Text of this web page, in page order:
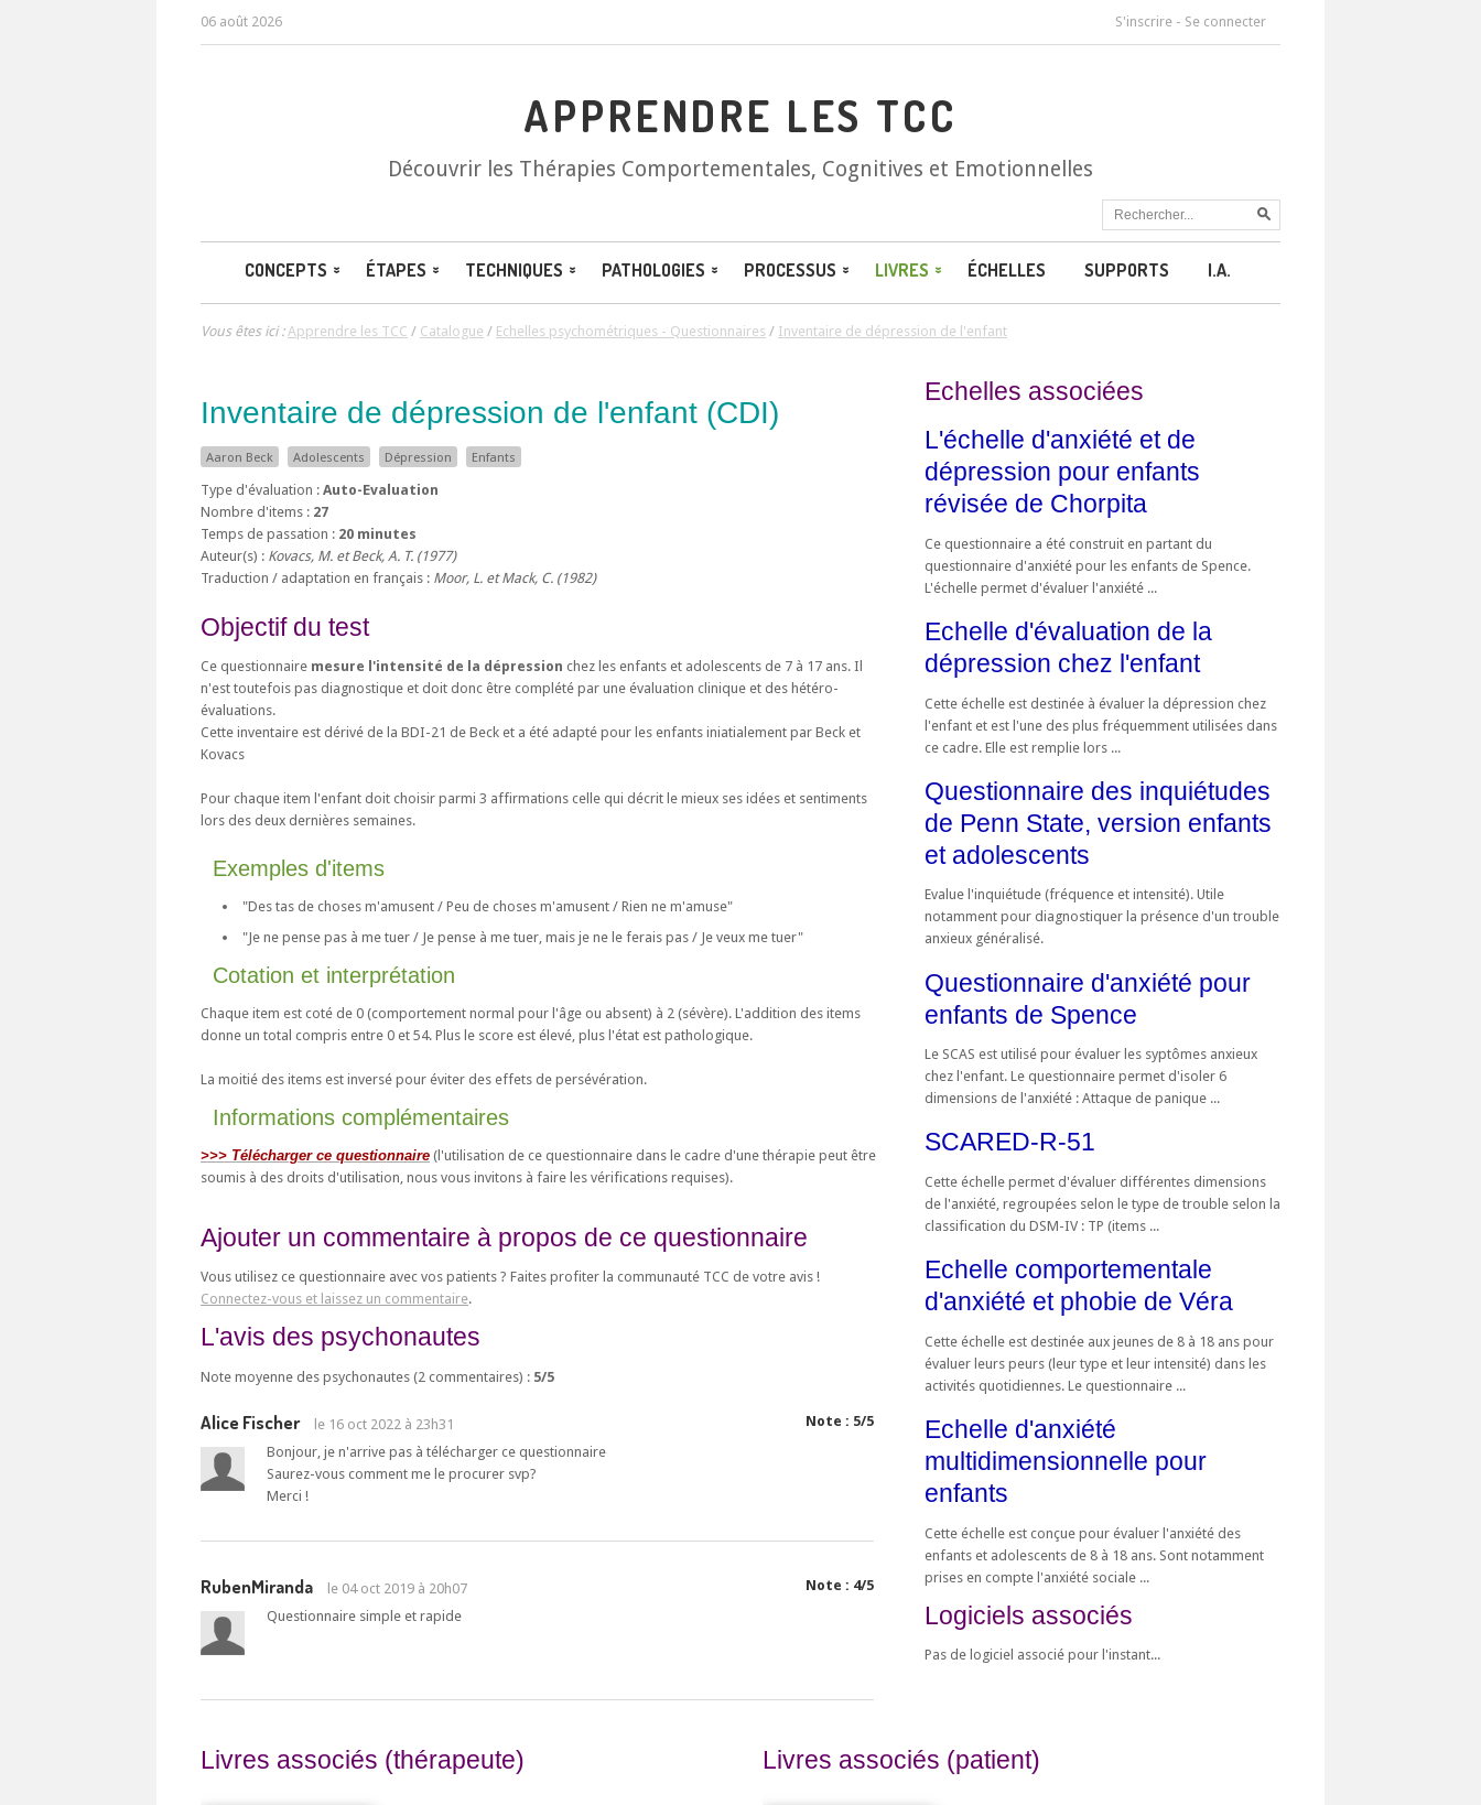
06 août 2026 S'inscrire - Se connecter
APPRENDRE LES TCC
Découvrir les Thérapies Comportementales, Cognitives et Emotionnelles
CONCEPTS ÉTAPES TECHNIQUES PATHOLOGIES PROCESSUS LIVRES ÉCHELLES SUPPORTS I.A.
Vous êtes ici :Apprendre les TCC / Catalogue / Echelles psychométriques - Questionnaires / Inventaire de dépression de l'enfant
Inventaire de dépression de l'enfant (CDI)
Aaron Beck Adolescents Dépression Enfants
Type d'évaluation : Auto-Evaluation
Nombre d'items : 27
Temps de passation : 20 minutes
Auteur(s) : Kovacs, M. et Beck, A. T. (1977)
Traduction / adaptation en français : Moor, L. et Mack, C. (1982)
Objectif du test
Ce questionnaire mesure l'intensité de la dépression chez les enfants et adolescents de 7 à 17 ans. Il
n'est toutefois pas diagnostique et doit donc être complété par une évaluation clinique et des hétéro-
évaluations.
Cette inventaire est dérivé de la BDI-21 de Beck et a été adapté pour les enfants iniatialement par Beck et
Kovacs
Pour chaque item l'enfant doit choisir parmi 3 affirmations celle qui décrit le mieux ses idées et sentiments
lors des deux dernières semaines.
Exemples d'items
"Des tas de choses m'amusent / Peu de choses m'amusent / Rien ne m'amuse"
"Je ne pense pas à me tuer / Je pense à me tuer, mais je ne le ferais pas / Je veux me tuer"
Cotation et interprétation
Chaque item est coté de 0 (comportement normal pour l'âge ou absent) à 2 (sévère). L'addition des items
donne un total compris entre 0 et 54. Plus le score est élevé, plus l'état est pathologique.
La moitié des items est inversé pour éviter des effets de persévération.
Informations complémentaires
>>> Télécharger ce questionnaire (l'utilisation de ce questionnaire dans le cadre d'une thérapie peut être
soumis à des droits d'utilisation, nous vous invitons à faire les vérifications requises).
Ajouter un commentaire à propos de ce questionnaire
Vous utilisez ce questionnaire avec vos patients ? Faites profiter la communauté TCC de votre avis !
Connectez-vous et laissez un commentaire.
L'avis des psychonautes
Note moyenne des psychonautes (2 commentaires) : 5/5
Note : 5/5
Alice Fischer le 16 oct 2022 à 23h31
Bonjour, je n'arrive pas à télécharger ce questionnaire
Saurez-vous comment me le procurer svp?
Merci !
Note : 4/5
RubenMiranda le 04 oct 2019 à 20h07
Questionnaire simple et rapide
Echelles associées
L'échelle d'anxiété et de
dépression pour enfants
révisée de Chorpita
Ce questionnaire a été construit en partant du
questionnaire d'anxiété pour les enfants de Spence.
L'échelle permet d'évaluer l'anxiété ...
Echelle d'évaluation de la
dépression chez l'enfant
Cette échelle est destinée à évaluer la dépression chez
l'enfant et est l'une des plus fréquemment utilisées dans
ce cadre. Elle est remplie lors ...
Questionnaire des inquiétudes
de Penn State, version enfants
et adolescents
Evalue l'inquiétude (fréquence et intensité). Utile
notamment pour diagnostiquer la présence d'un trouble
anxieux généralisé.
Questionnaire d'anxiété pour
enfants de Spence
Le SCAS est utilisé pour évaluer les syptômes anxieux
chez l'enfant. Le questionnaire permet d'isoler 6
dimensions de l'anxiété : Attaque de panique ...
SCARED-R-51
Cette échelle permet d'évaluer différentes dimensions
de l'anxiété, regroupées selon le type de trouble selon la
classification du DSM-IV : TP (items ...
Echelle comportementale
d'anxiété et phobie de Véra
Cette échelle est destinée aux jeunes de 8 à 18 ans pour
évaluer leurs peurs (leur type et leur intensité) dans les
activités quotidiennes. Le questionnaire ...
Echelle d'anxiété
multidimensionnelle pour
enfants
Cette échelle est conçue pour évaluer l'anxiété des
enfants et adolescents de 8 à 18 ans. Sont notamment
prises en compte l'anxiété sociale ...
Logiciels associés
Pas de logiciel associé pour l'instant...
Livres associés (thérapeute) Livres associés (patient)